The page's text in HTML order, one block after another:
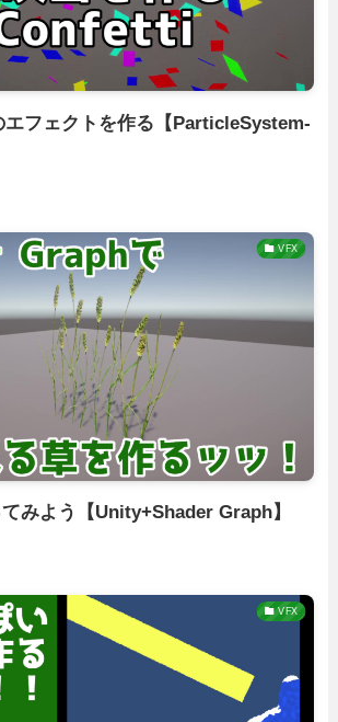
フェクトを作る【ParticleSystem-
VFX
みよう【Unity+Shader Graph】
VFX